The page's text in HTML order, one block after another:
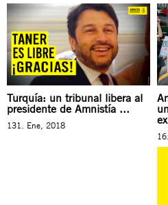
Turquía: un tribunal libera al
presidente de Amnistía ...
131. Ene, 2018